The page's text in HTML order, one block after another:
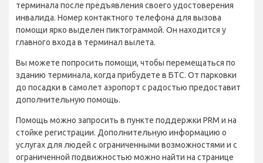
терминала после предъявления своего удостоверения
инвалида. Номер контактного телефона для вызова
помощи ярко выделен пиктограммой. Он находится у
главного входа в терминал вылета.
Вы можете попросить помощи, чтобы перемещаться по
зданию терминала, когда прибудете в БТС. От парковки
до посадки в самолет аэропорт с радостью предоставит
дополнительную помощь.
Помощь можно запросить в пункте поддержки PRM и на
стойке регистрации. Дополнительную информацию о
услугах для людей с ограниченными возможностями и с
ограниченной подвижностью можно найти на странице